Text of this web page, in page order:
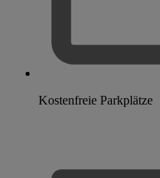
Kostenfreie Parkplätze